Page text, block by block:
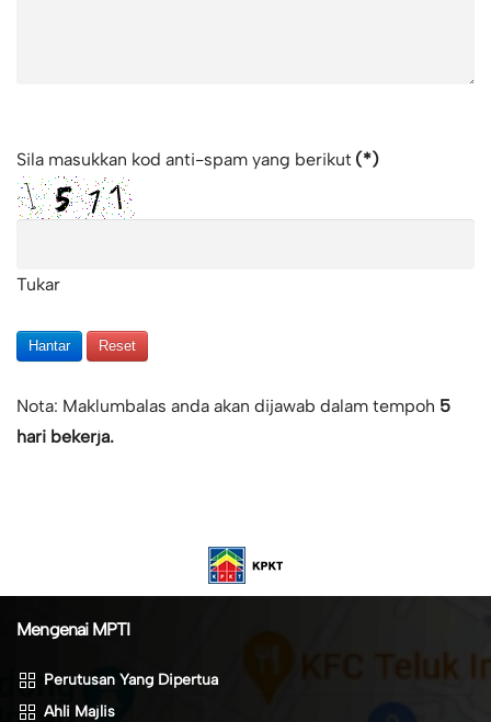
Sila masukkan kod anti-spam yang berikut (*)
Tukar
Hantar Reset
Nota: Maklumbalas anda akan dijawab dalam tempoh 5
hari bekerja.
Mengenai MPTI
Perutusan Yang Dipertua
Ahli Majlis